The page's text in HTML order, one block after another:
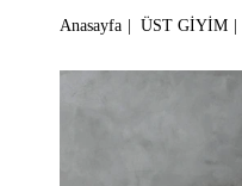
Anasayfa ÜST GİYİM